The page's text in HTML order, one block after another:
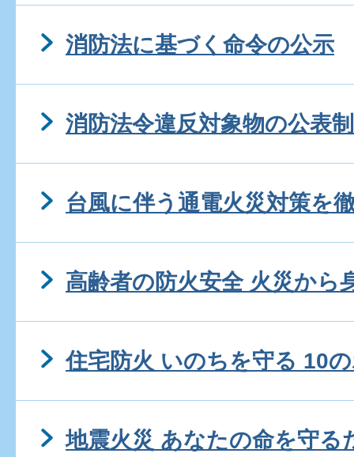
消防法に基づく命令の公示
消防法令違反対象物の公表
台風に伴う通電火災対策を
高齢者の防火安全 火災から
住宅防火 いのちを守る 10
地震火災 あなたの命を守る